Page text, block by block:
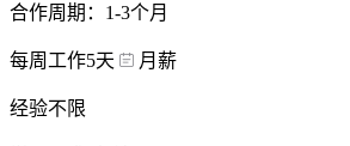
合作周期：1-3个月
每周工作5天 月薪
经验不限